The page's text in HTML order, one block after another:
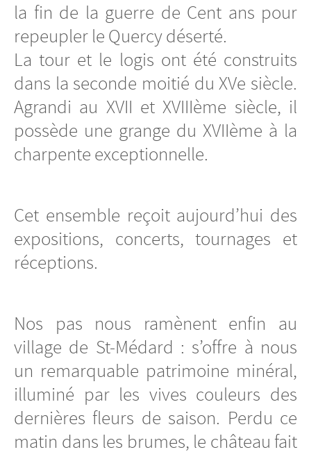
la fin de la guerre de Cent ans pour
repeupler le Quercy déserté.
La tour et le logis ont été construits
dans la seconde moitié du XVe siècle.
Agrandi au XVII et XVIIIème siècle, il
possède une grange du XVIIème à la
charpente exceptionnelle.
Cet ensemble reçoit aujourd’hui des
expositions, concerts, tournages et
réceptions.
Nos pas nous ramènent enfin au
village de St-Médard : s’offre à nous
un remarquable patrimoine minéral,
illuminé par les vives couleurs des
dernières fleurs de saison. Perdu ce
matin dans les brumes, le château fait